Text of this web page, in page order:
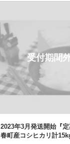
受付期間
2023年3月発送開始『
春町産コシヒカリ計